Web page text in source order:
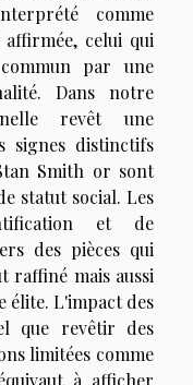
comme
celui qui
par une
Dans notre
revêt une
signes distinctifs
Smith or sont
statut social. Les
et de
des pièces qui
raffiné mais aussi
élite. L'impact des
que revêtir des
limitées comme
à afficher